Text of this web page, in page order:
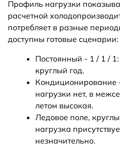
Профиль нагрузки
расчетной
потребляет в разные
доступны готовые сценарии:
Постоянный - 1 / 1 /
круглый год.
Кондиционирование
нагрузки нет, в
летом высокая.
Ледовое поле,
нагрузка
незначительно.